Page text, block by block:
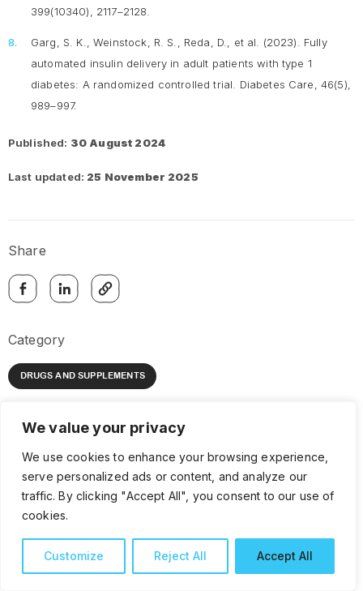
We value your privacy
We use cookies to enhance your browsing experience,
serve personalized ads or content, and analyze our
traffic. By clicking "Accept All", you consent to our use of
cookies.
Customize Reject All Accept All
399(10340), 2117–2128.
Garg, S. K., Weinstock, R. S., Reda, D., et al. (2023). Fully
automated insulin delivery in adult patients with type 1
diabetes: A randomized controlled trial. Diabetes Care, 46(5),
989–997.
Published: 30 August 2024
Last updated: 25 November 2025
Share
Category
DRUGS AND SUPPLEMENTS
26 SEPTEMBER 2025
MEDICALLY REVIEWED:
Terms of use:
ဤအချက်အလက်များသည် ကျန်းမာရေးပညာပေး